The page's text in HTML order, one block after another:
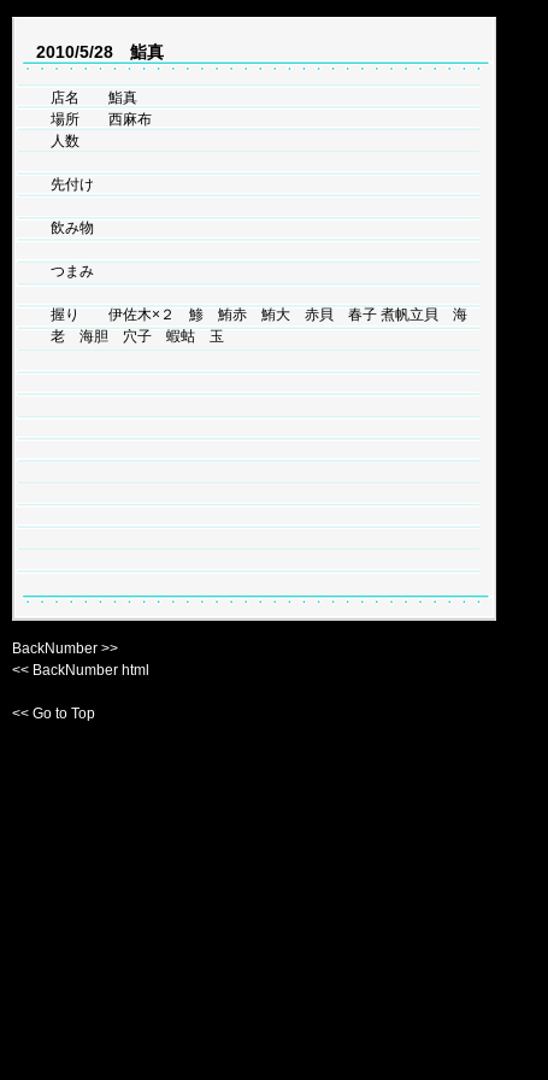
2010/5/28 鮨真
店名 鮨真
場所 西麻布
人数
先付け
飲み物
つまみ
握り 伊佐木×２ 鯵 鮪赤 鮪大 赤貝 春子 煮帆立貝 海
老 海胆 穴子 蝦蛄 玉
BackNumber >>
<< BackNumber html
<< Go to Top